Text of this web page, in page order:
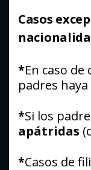
Casos
*En caso
padres
*Si los
apátridas
*Casos de